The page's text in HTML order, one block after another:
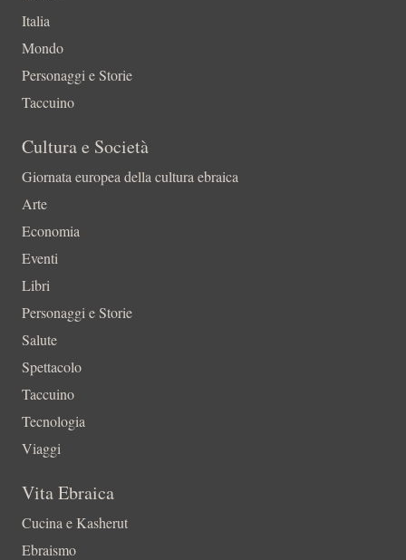
Italia
Mondo
Personaggi e Storie
Taccuino
Cultura e Società
Giornata europea della cultura ebraica
Arte
Economia
Eventi
Libri
Personaggi e Storie
Salute
Spettacolo
Taccuino
Tecnologia
Viaggi
Vita Ebraica
Cucina e Kasherut
Ebraismo